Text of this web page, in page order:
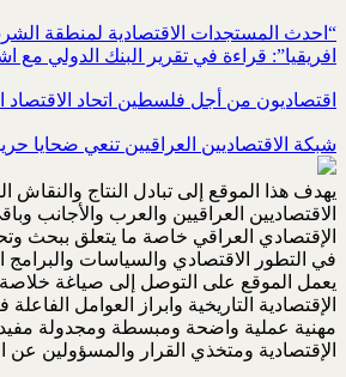
“احدث المستجدات الاقتصادية لمنطقة
افريقيا”: قراءة في تقرير البنك الدولي مع
اقتصاديون من أجل فلسطين اتحاد الاقتصاد
شبكة الاقتصاديين العراقيين تنعي ضحايا
يهدف هذا الموقع إلى تبادل النتاج والنقاش
الاقتصاديين العراقيين والعرب والأجانب
الإقتصادي العراقي خاصة ما يتعلق ببحث
في التطور الاقتصادي والسياسات والبرامج
يعمل الموقع على التوصل إلى صياغة خلاصة
الإقتصادية التاريخية وابراز العوامل
مهنية عملية واضحة ومبسطة ومجدولة
الإقتصادية ومتخذي القرار والمسؤولين عن